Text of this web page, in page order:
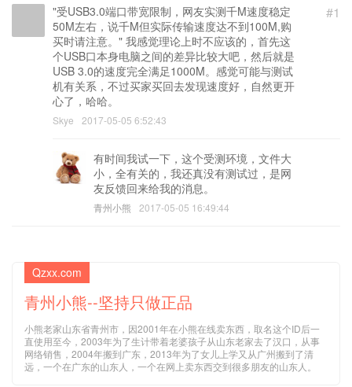
#1
"受USB3.0端口带宽限制，网友实测千M速度稳定
50M左右，说千M但实际传输速度达不到100M,购
买时请注意。" 我感觉理论上时不应该的，首先这
个USB口本身电脑之间的差异比较大吧，然后就是
USB 3.0的速度完全满足1000M。感觉可能与测试
机有关系，不过买家买回去发现速度好，自然更开
心了，哈哈。
Skye 2017-05-05 6:52:43
有时间我试一下，这个受测环境，文件大
小，全有关的，我还真没有测试过，是网
友反馈回来给我的消息。
青州小熊 2017-05-05 16:49:44
Qzxx.com
青州小熊--坚持只做正品
小熊老家山东省青州市，因2001年在小熊在线卖东西，取名这个ID后一
直使用至今，2003年为了生计带着老婆孩子从山东老家去了汉口，从事
网络销售，2004年搬到广东，2013年为了女儿上学又从广州搬到了清
远，一个在广东的山东人，一个在网上卖东西交到很多朋友的山东人。